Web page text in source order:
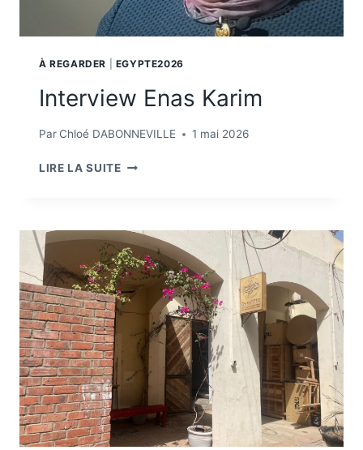
À REGARDER EGYPTE2026
Interview Enas Karim
ParChloé DABONNEVILLE 1 mai 2026
LIRE LA SUITEINTERVIEW